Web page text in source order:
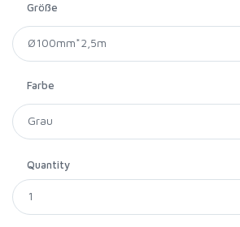
Größe
Farbe
Quantity